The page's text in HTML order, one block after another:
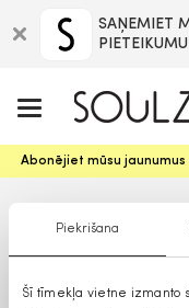
Piekrišana
Šī tīmekļa vietne izmanto
SAŅEMIET
PIETEIKUMU
Abonējiet mūsu